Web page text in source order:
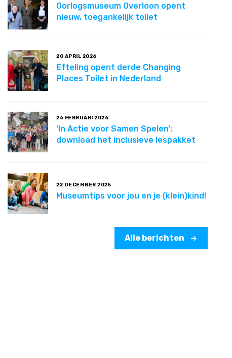
Oorlogsmuseum Overloon opent
nieuw, toegankelijk toilet
20 APRIL 2026
Efteling opent derde Changing
Places Toilet in Nederland
26 FEBRUARI 2026
‘In Actie voor Samen Spelen’:
download het inclusieve lespakket
22 DECEMBER 2025
Museumtips voor jou en je (klein)kind!
Alle berichten